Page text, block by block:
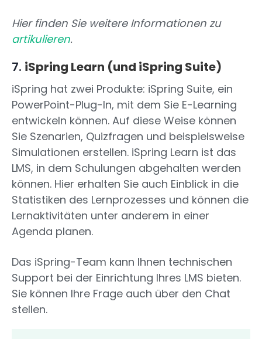
Hier finden Sie weitere Informationen zu
artikulieren.
7. iSpring Learn (und iSpring Suite)
iSpring hat zwei Produkte: iSpring Suite, ein
PowerPoint-Plug-In, mit dem Sie E-Learning
entwickeln können. Auf diese Weise können
Sie Szenarien, Quizfragen und beispielsweise
Simulationen erstellen. iSpring Learn ist das
LMS, in dem Schulungen abgehalten werden
können. Hier erhalten Sie auch Einblick in die
Statistiken des Lernprozesses und können die
Lernaktivitäten unter anderem in einer
Agenda planen.
Das iSpring-Team kann Ihnen technischen
Support bei der Einrichtung Ihres LMS bieten.
Sie können Ihre Frage auch über den Chat
stellen.